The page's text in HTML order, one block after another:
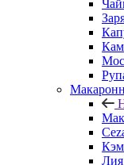
Лия